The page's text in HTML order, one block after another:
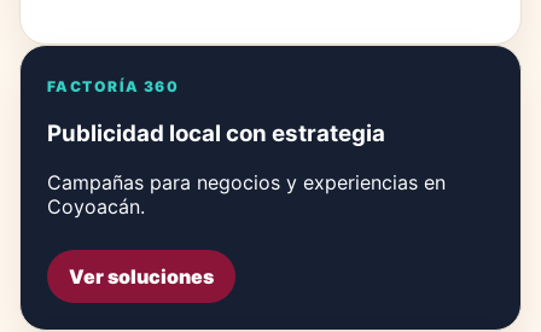
FACTORÍA 360
Publicidad local con estrategia
Campañas para negocios y experiencias en
Coyoacán.
Ver soluciones